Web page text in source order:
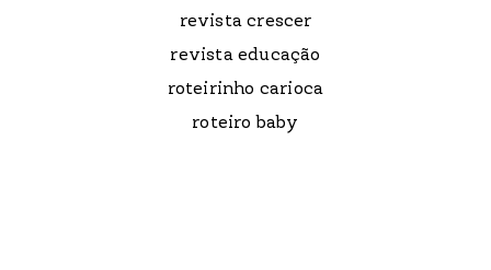
revista crescer
revista educação
roteirinho carioca
roteiro baby